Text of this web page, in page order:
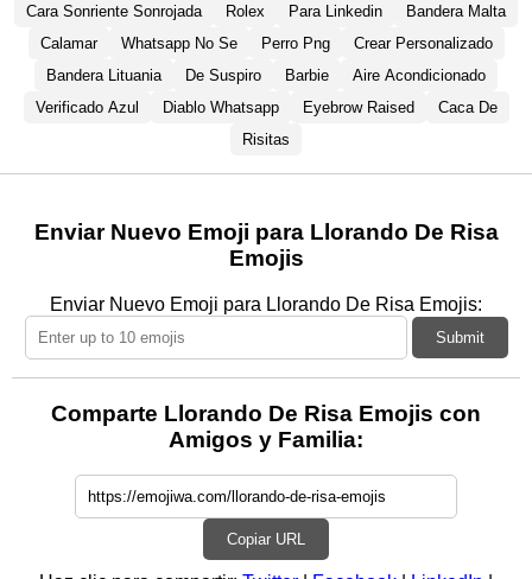
Cara Sonriente Sonrojada
Rolex Para Linkedin
Bandera Malta
Calamar
Whatsapp No Se Perro Png
Crear Personalizado
Bandera Lituania
De Suspiro Barbie
Aire Acondicionado
Verificado Azul
Diablo Whatsapp Eyebrow Raised
Caca De
Risitas
Enviar Nuevo Emoji para Llorando De Risa
Emojis
Enviar Nuevo Emoji para Llorando De Risa Emojis:
Submit
Comparte Llorando De Risa Emojis con
Amigos y Familia:
Copiar URL